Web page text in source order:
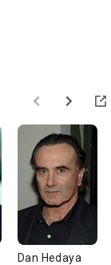
Dan Hedaya